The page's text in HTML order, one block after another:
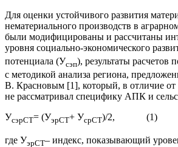
Для оценки устойчивого развития
нематериального производств в
были модифицированы и рассчитаны
уровня социально-экономического
потенциала (Усэп), результаты расчетов
с методикой анализа региона,
В. Красновым [1], который, в отличие от
не рассматривал специфику АПК и
УсэрСТ= (УэрСТ+ УсрСТ)/2, (1)
где УэрСТ– индекс, показывающий